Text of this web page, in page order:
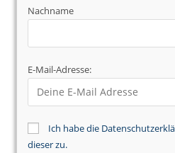
Nachname
E-Mail-Adresse:
Ich habe die
dieser zu.